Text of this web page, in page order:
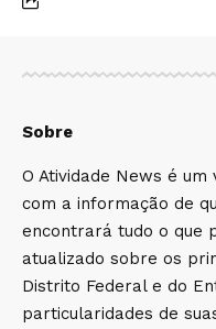
Sobre
O Atividade News é
com a informação de
encontrará tudo o que
atualizado sobre os
Distrito Federal e do
particularidades de